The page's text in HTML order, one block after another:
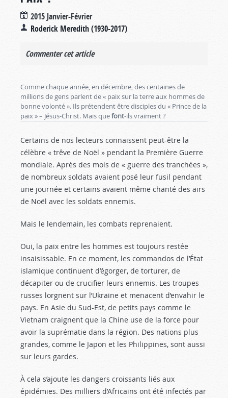
2015 Janvier-Février
Roderick Meredith (1930-2017)
Commenter cet article
Comme chaque année, en décembre, des centaines de
millions de gens parlent de « paix sur la terre aux hommes de
bonne volonté ». Ils prétendent être disciples du « Prince de la
paix » – Jésus-Christ. Mais quefont-ils vraiment ?
Certains de nos lecteurs connaissent peut-être la
célèbre « trêve de Noël » pendant la Première Guerre
mondiale. Après des mois de « guerre des tranchées »,
de nombreux soldats avaient posé leur fusil pendant
une journée et certains avaient même chanté des airs
de Noël avec les soldats ennemis.
Mais le lendemain, les combats reprenaient.
Oui, la paix entre les hommes est toujours restée
insaisissable. En ce moment, les commandos de l’État
islamique continuent d’égorger, de torturer, de
décapiter ou de crucifier leurs ennemis. Les troupes
russes lorgnent sur l’Ukraine et menacent d’envahir le
pays. En Asie du Sud-Est, de petits pays comme le
Vietnam craignent que la Chine use de la force pour
avoir la suprématie dans la région. Des nations plus
grandes, comme le Japon et les Philippines, sont aussi
sur leurs gardes.
À cela s’ajoute les dangers croissants liés aux
épidémies. Des milliers d’Africains ont été infectés par